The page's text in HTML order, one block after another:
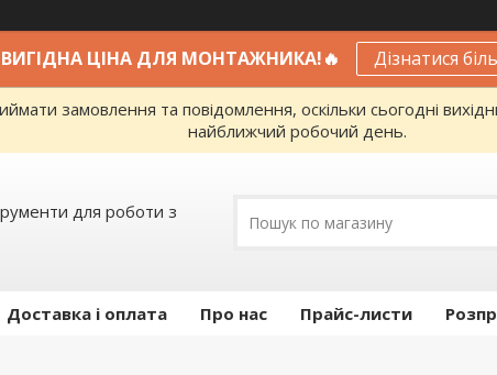
ЦІНА ДЛЯ МОНТАЖНИКА!🔥 Дізнатися
замовлення та повідомлення, оскільки сьогодні
найближчий робочий день.
для роботи з
Доставка і оплата Про нас Прайс-листи